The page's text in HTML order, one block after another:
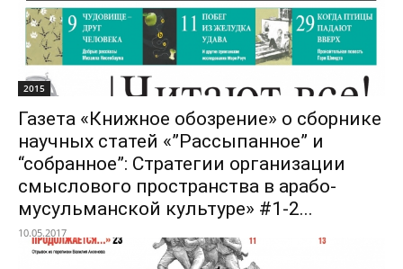
2015
Газета «Книжное обозрение» о сборнике
научных статей «”Рассыпанное” и
“собранное”: Стратегии организации
смыслового пространства в арабо-
мусульманской культуре» #1-2...
10.05.2017